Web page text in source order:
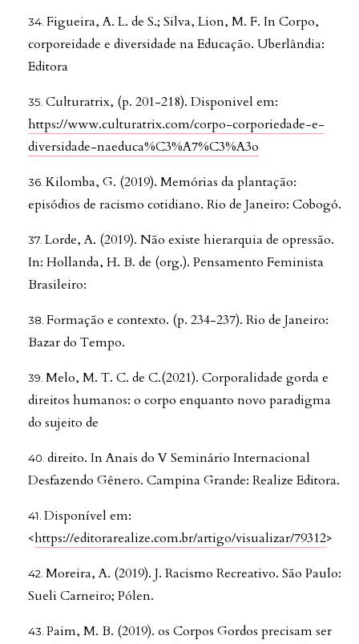
Figueira, A. L. de S.; Silva, Lion, M. F. In Corpo,
corporeidade e diversidade na Educação. Uberlândia:
Editora
Culturatrix, (p. 201-218). Disponivel em:
https://www.culturatrix.com/corpo-corporiedade-e-
diversidade-naeduca%C3%A7%C3%A3o
Kilomba, G. (2019). Memórias da plantação:
episódios de racismo cotidiano. Rio de Janeiro: Cobogó.
Lorde, A. (2019). Não existe hierarquia de opressão.
In: Hollanda, H. B. de (org.). Pensamento Feminista
Brasileiro:
Formação e contexto. (p. 234-237). Rio de Janeiro:
Bazar do Tempo.
Melo, M. T. C. de C.(2021). Corporalidade gorda e
direitos humanos: o corpo enquanto novo paradigma
do sujeito de
direito. In Anais do V Seminário Internacional
Desfazendo Gênero. Campina Grande: Realize Editora.
Disponível em:
<https://editorarealize.com.br/artigo/visualizar/79312>
Moreira, A. (2019). J. Racismo Recreativo. São Paulo:
Sueli Carneiro; Pólen.
Paim, M. B. (2019). os Corpos Gordos precisam ser